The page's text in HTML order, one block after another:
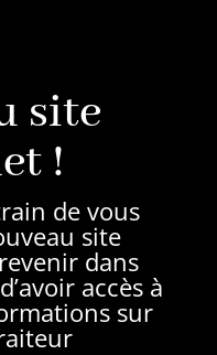
site
!
de vous
site
dans
accès à
sur